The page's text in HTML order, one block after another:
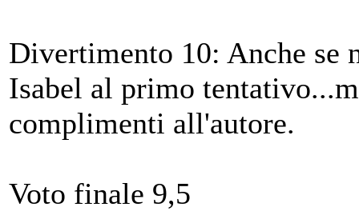
Divertimento 10: Anche se
Isabel al primo
complimenti all'autore.
Voto finale 9,5